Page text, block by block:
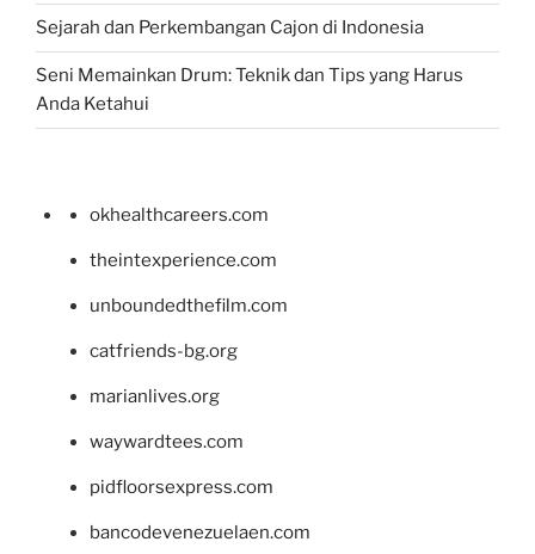
Sejarah dan Perkembangan Cajon di Indonesia
Seni Memainkan Drum: Teknik dan Tips yang Harus
Anda Ketahui
okhealthcareers.com
theintexperience.com
unboundedthefilm.com
catfriends-bg.org
marianlives.org
waywardtees.com
pidfloorsexpress.com
bancodevenezuelaen.com